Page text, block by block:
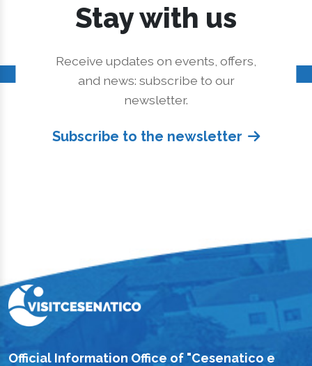
Stay with us
Receive updates on events, offers,
and news: subscribe to our
newsletter.
Subscribe to the newsletter
Official Information Office of "Cesenatico e